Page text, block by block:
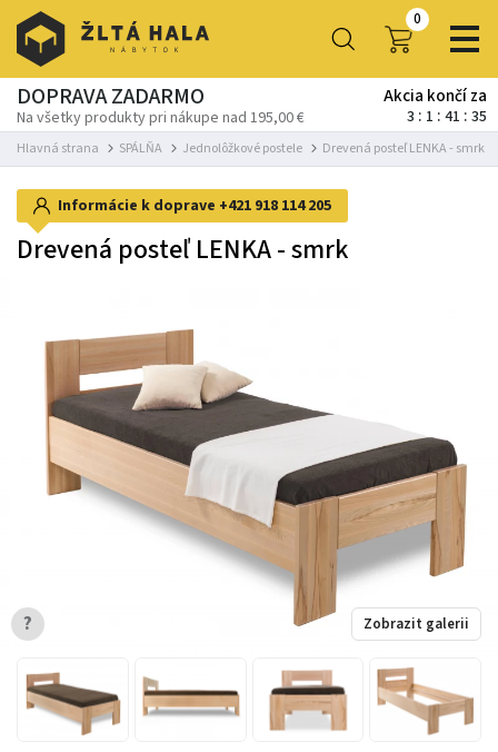
0
DOPRAVA ZADARMO
Na všetky produkty pri nákupe nad 195,00 €
Akcia končí za
3 1 41 34
Hlavná strana SPÁLŇA Jednolôžkové postele Drevená posteľ LENKA - smrk
Informácie k doprave +421 918 114 205
Drevená posteľ LENKA - smrk
Zobrazit galerii
?